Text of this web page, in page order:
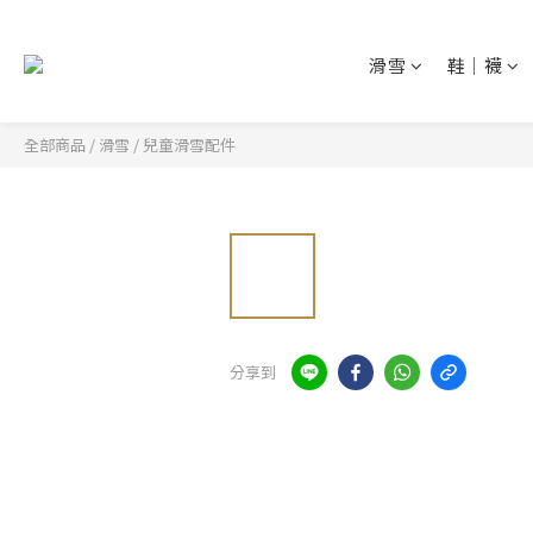
滑雪 鞋│襪
全部商品 / 滑雪 / 兒童滑雪配件
分享到